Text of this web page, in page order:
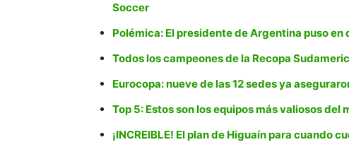
Soccer
Polémica: El presidente de Argentina puso
Todos los campeones de la Recopa
Eurocopa: nueve de las 12 sedes ya
Top 5: Estos son los equipos más valiosos del
¡INCREIBLE! El plan de Higuaín para cuando